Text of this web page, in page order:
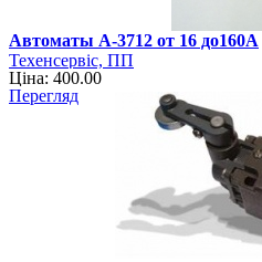
Автоматы А-3712 от 16 до160А
Техенсервіс, ПП
Ціна: 400.00
Перегляд